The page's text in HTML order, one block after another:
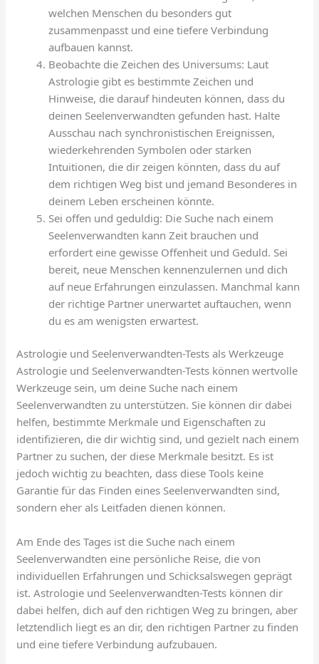
welchen Menschen du besonders gut
zusammenpasst und eine tiefere Verbindung
aufbauen kannst.
Beobachte die Zeichen des Universums: Laut
Astrologie gibt es bestimmte Zeichen und
Hinweise, die darauf hindeuten können, dass du
deinen Seelenverwandten gefunden hast. Halte
Ausschau nach synchronistischen Ereignissen,
wiederkehrenden Symbolen oder starken
Intuitionen, die dir zeigen könnten, dass du auf
dem richtigen Weg bist und jemand Besonderes in
deinem Leben erscheinen könnte.
Sei offen und geduldig: Die Suche nach einem
Seelenverwandten kann Zeit brauchen und
erfordert eine gewisse Offenheit und Geduld. Sei
bereit, neue Menschen kennenzulernen und dich
auf neue Erfahrungen einzulassen. Manchmal kann
der richtige Partner unerwartet auftauchen, wenn
du es am wenigsten erwartest.
Astrologie und Seelenverwandten-Tests als Werkzeuge
Astrologie und Seelenverwandten-Tests können wertvolle
Werkzeuge sein, um deine Suche nach einem
Seelenverwandten zu unterstützen. Sie können dir dabei
helfen, bestimmte Merkmale und Eigenschaften zu
identifizieren, die dir wichtig sind, und gezielt nach einem
Partner zu suchen, der diese Merkmale besitzt. Es ist
jedoch wichtig zu beachten, dass diese Tools keine
Garantie für das Finden eines Seelenverwandten sind,
sondern eher als Leitfaden dienen können.
Am Ende des Tages ist die Suche nach einem
Seelenverwandten eine persönliche Reise, die von
individuellen Erfahrungen und Schicksalswegen geprägt
ist. Astrologie und Seelenverwandten-Tests können dir
dabei helfen, dich auf den richtigen Weg zu bringen, aber
letztendlich liegt es an dir, den richtigen Partner zu finden
und eine tiefere Verbindung aufzubauen.